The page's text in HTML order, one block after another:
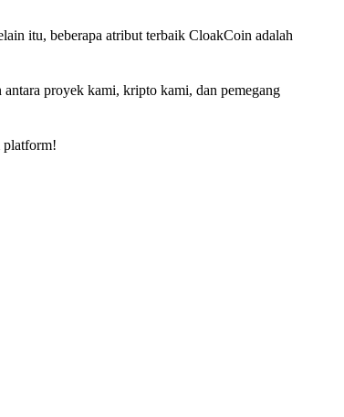
itu, beberapa atribut terbaik CloakCoin adalah
proyek kami, kripto kami, dan pemegang
platform!